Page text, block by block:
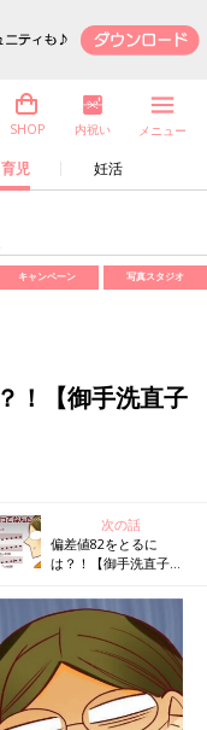
児 妊活
SHOP 内祝い メニュー
キャンペーン 写真スタジオ
！【御手洗直子
次の話
偏差値82をとるに
は？！【御手洗直子の